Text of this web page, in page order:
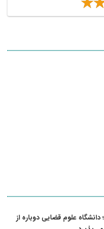
علوم قضایی دوباره از